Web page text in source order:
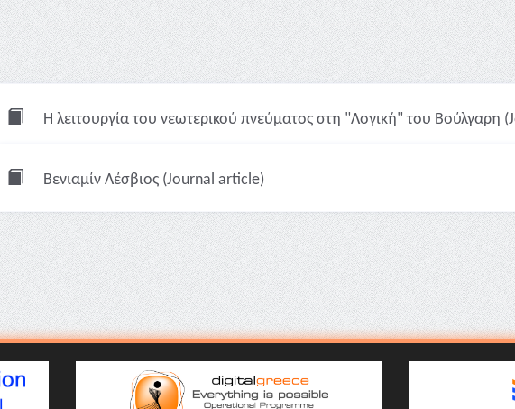
Η λειτουργία του νεωτερικού πνεύματος στη "Λογική" του Βούλγαρη
Βενιαμίν Λέσβιος (Journal article)